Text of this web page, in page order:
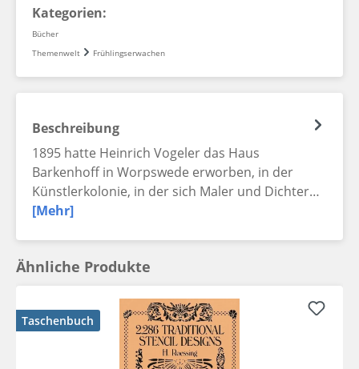
Kategorien:
Bücher
Themenwelt
Frühlingserwachen
Beschreibung
1895 hatte Heinrich Vogeler das Haus
Barkenhoff in Worpswede erworben, in der
Künstlerkolonie, in der sich Maler und Dichter…
[Mehr]
Ähnliche Produkte
Taschenbuch